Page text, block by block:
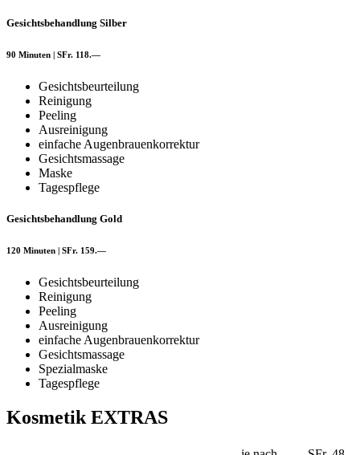
Gesichtsbehandlung Silber
90 Minuten | SFr. 118.—
Gesichtsbeurteilung
Reinigung
Peeling
Ausreinigung
einfache Augenbrauenkorrektur
Gesichtsmassage
Maske
Tagespflege
Gesichtsbehandlung Gold
120 Minuten | SFr. 159.—
Gesichtsbeurteilung
Reinigung
Peeling
Ausreinigung
einfache Augenbrauenkorrektur
Gesichtsmassage
Spezialmaske
Tagespflege
Kosmetik EXTRAS